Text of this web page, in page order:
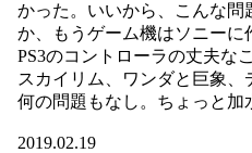
かった。いいから、こんな問
か、もうゲーム機はソニーに
PS3のコントローラの丈夫な
スカイリム、ワンダと巨象
何の問題もなし。ちょっと加
2019.02.19